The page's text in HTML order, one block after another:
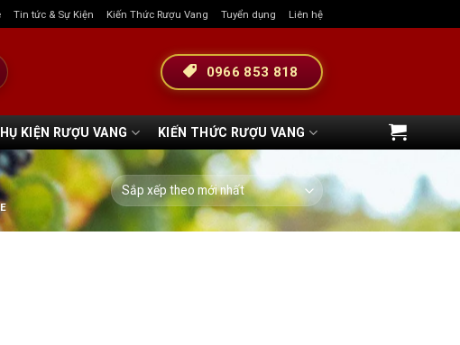
Tin tức & Sự Kiện Kiến Thức Rượu Vang Tuyển dụng Liên hệ
0966 853 818
KIỆN RƯỢU VANG KIẾN THỨC RƯỢU VANG